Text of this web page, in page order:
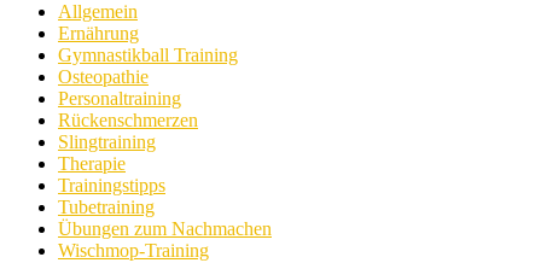
Allgemein
Ernährung
Gymnastikball Training
Osteopathie
Personaltraining
Rückenschmerzen
Slingtraining
Therapie
Trainingstipps
Tubetraining
Übungen zum Nachmachen
Wischmop-Training